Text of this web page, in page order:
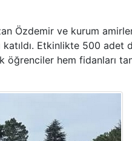
Özdemir ve kurum
Etkinlikte 500 adet
öğrenciler hem fidanları